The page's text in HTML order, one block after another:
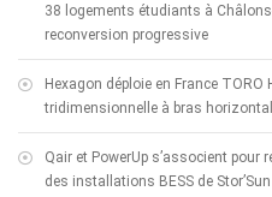
38 logements étudiants à
reconversion progressive
Hexagon déploie en France TORO
tridimensionnelle à bras
Qair et PowerUp s’associent pour
des installations BESS de